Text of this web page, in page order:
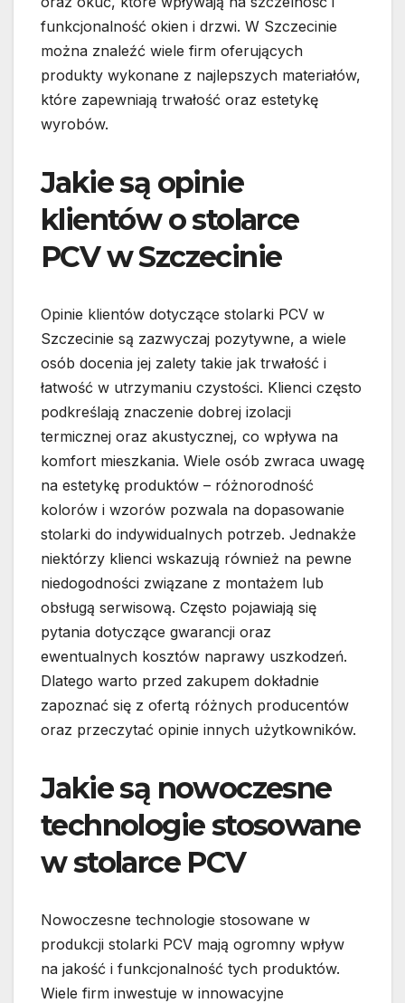
funkcjonalność okien i drzwi. W Szczecinie
można znaleźć wiele firm oferujących
produkty wykonane z najlepszych materiałów,
które zapewniają trwałość oraz estetykę
wyrobów.
Jakie są opinie
klientów o stolarce
PCV w Szczecinie
Opinie klientów dotyczące stolarki PCV w
Szczecinie są zazwyczaj pozytywne, a wiele
osób docenia jej zalety takie jak trwałość i
łatwość w utrzymaniu czystości. Klienci często
podkreślają znaczenie dobrej izolacji
termicznej oraz akustycznej, co wpływa na
komfort mieszkania. Wiele osób zwraca uwagę
na estetykę produktów – różnorodność
kolorów i wzorów pozwala na dopasowanie
stolarki do indywidualnych potrzeb. Jednakże
niektórzy klienci wskazują również na pewne
niedogodności związane z montażem lub
obsługą serwisową. Często pojawiają się
pytania dotyczące gwarancji oraz
ewentualnych kosztów naprawy uszkodzeń.
Dlatego warto przed zakupem dokładnie
zapoznać się z ofertą różnych producentów
oraz przeczytać opinie innych użytkowników.
Jakie są nowoczesne
technologie stosowane
w stolarce PCV
Nowoczesne technologie stosowane w
produkcji stolarki PCV mają ogromny wpływ
na jakość i funkcjonalność tych produktów.
Wiele firm inwestuje w innowacyjne